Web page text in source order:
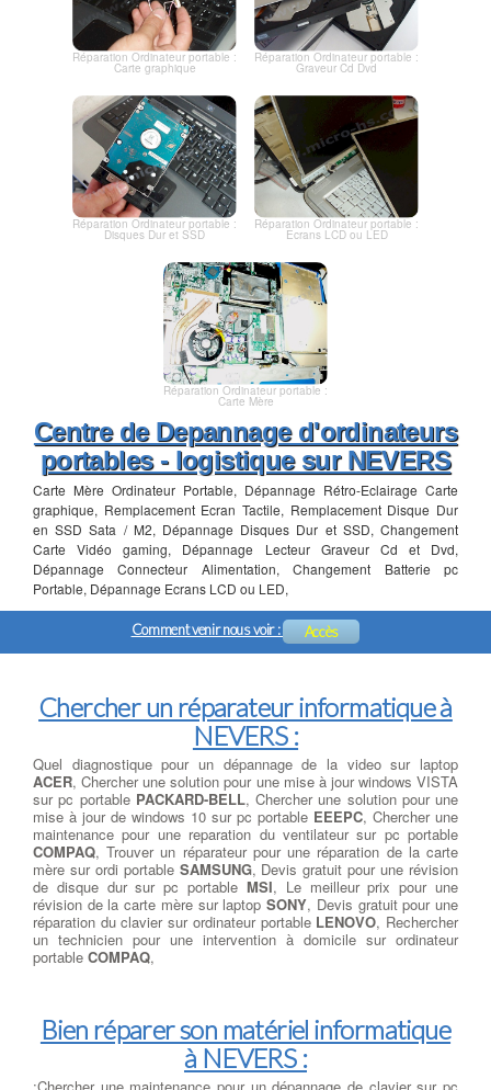
Réparation Ordinateur portable :
Carte graphique
Réparation Ordinateur portable :
Graveur Cd Dvd
Réparation Ordinateur portable :
Disques Dur et SSD
Réparation Ordinateur portable :
Ecrans LCD ou LED
Réparation Ordinateur portable :
Carte Mère
Centre de Depannage d'ordinateurs
portables - logistique sur NEVERS
Carte Mère Ordinateur Portable, Dépannage Rétro-Eclairage Carte
graphique, Remplacement Ecran Tactile, Remplacement Disque Dur
en SSD Sata / M2, Dépannage Disques Dur et SSD, Changement
Carte Vidéo gaming, Dépannage Lecteur Graveur Cd et Dvd,
Dépannage Connecteur Alimentation, Changement Batterie pc
Portable, Dépannage Ecrans LCD ou LED,
Comment venir nous voir : Accès
Chercher un réparateur informatique à
NEVERS :
Quel diagnostique pour un dépannage de la video sur laptop
ACER, Chercher une solution pour une mise à jour windows VISTA
sur pc portable PACKARD-BELL, Chercher une solution pour une
mise à jour de windows 10 sur pc portable EEEPC, Chercher une
maintenance pour une reparation du ventilateur sur pc portable
COMPAQ, Trouver un réparateur pour une réparation de la carte
mère sur ordi portable SAMSUNG, Devis gratuit pour une révision
de disque dur sur pc portable MSI, Le meilleur prix pour une
révision de la carte mère sur laptopSONY, Devis gratuit pour une
réparation du clavier sur ordinateur portable LENOVO, Rechercher
un technicien pour une intervention à domicile sur ordinateur
portable COMPAQ,
Bien réparer son matériel informatique
à NEVERS :